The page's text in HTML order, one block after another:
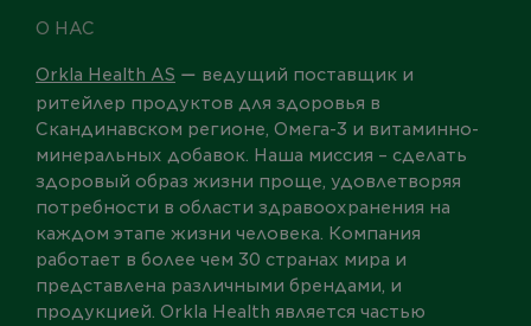
О НАС
Orkla Health AS — ведущий поставщик и
ритейлер продуктов для здоровья в
Скандинавском регионе, Омега-3 и витаминно-
минеральных добавок. Наша миссия – сделать
здоровый образ жизни проще, удовлетворяя
потребности в области здравоохранения на
каждом этапе жизни человека. Компания
работает в более чем 30 странах мира и
представлена различными брендами, и
продукцией. Orkla Health является частью